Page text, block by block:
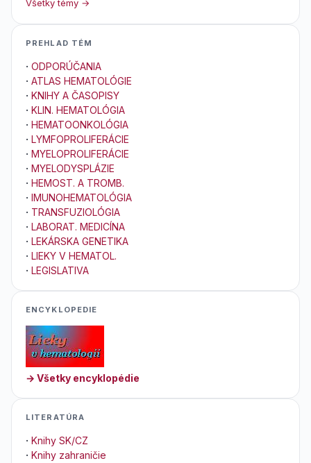
Všetky témy →
PREHLAD TÉM
· ODPORÚČANIA
· ATLAS HEMATOLÓGIE
· KNIHY A ČASOPISY
· KLIN. HEMATOLÓGIA
· HEMATOONKOLÓGIA
· LYMFOPROLIFERÁCIE
· MYELOPROLIFERÁCIE
· MYELODYSPLÁZIE
· HEMOST. A TROMB.
· IMUNOHEMATOLÓGIA
· TRANSFUZIOLÓGIA
· LABORAT. MEDICÍNA
· LEKÁRSKA GENETIKA
· LIEKY V HEMATOL.
· LEGISLATIVA
ENCYKLOPEDIE
→ Všetky encyklopédie
LITERATÚRA
· Knihy SK/CZ
· Knihy zahraničie